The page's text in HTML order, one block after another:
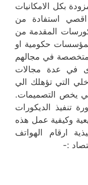
بكل الامكانيات
استفادة من
المقدمة من
حكومية او
متخصصة في مجالهم
في عدة مجالات
التي تؤهلك الي
يخص التصميمات.
تنفيذ الديكورات
وكيفية عمل هذه
ارقام الهواتف
:-